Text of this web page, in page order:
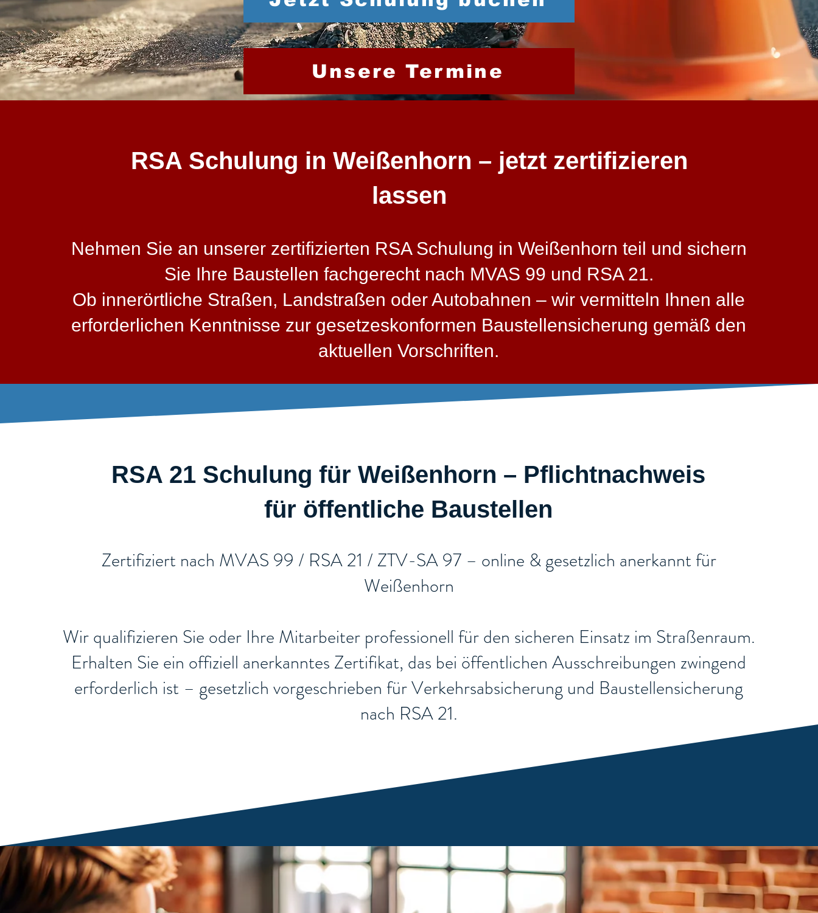
Unsere Termine
RSA Schulung in Weißenhorn – jetzt zertifizieren
lassen
Nehmen Sie an unserer zertifizierten RSA Schulung in Weißenhorn teil und sichern
Sie Ihre Baustellen fachgerecht nach MVAS 99 und RSA 21.
Ob innerörtliche Straßen, Landstraßen oder Autobahnen – wir vermitteln Ihnen alle
erforderlichen Kenntnisse zur gesetzeskonformen Baustellensicherung gemäß den
aktuellen Vorschriften.
RSA 21 Schulung für Weißenhorn – Pflichtnachweis
für öffentliche Baustellen​
​Zertifiziert nach MVAS 99 / RSA 21 / ZTV-SA 97 – online & gesetzlich anerkannt für
Weißenhorn
Wir qualifizieren Sie oder Ihre Mitarbeiter professionell für den sicheren Einsatz im Straßenraum.
Erhalten Sie ein offiziell anerkanntes Zertifikat, das bei öffentlichen Ausschreibungen zwingend
erforderlich ist – gesetzlich vorgeschrieben für Verkehrsabsicherung und Baustellensicherung
nach RSA 21.